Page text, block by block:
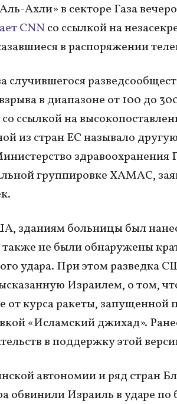
Ахли» в секторе Газа
CNNсо ссылкой на
в распоряжении
случившегося
в диапазоне от 100 до
ссылкой на
из стран ЕС называло
здравоохранения
группировке ХАМАС,
зданиям больницы был
не были обнаружены
удара. При этом разведка
Израилем, о том,
от курса ракеты, запущенной
«Исламский джихад».
в поддержку этой
автономии и ряд стран
обвинили Израиль в ударе по